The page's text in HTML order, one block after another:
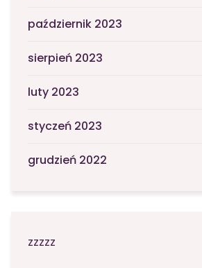
październik 2023
sierpień 2023
luty 2023
styczeń 2023
grudzień 2022
zzzzz